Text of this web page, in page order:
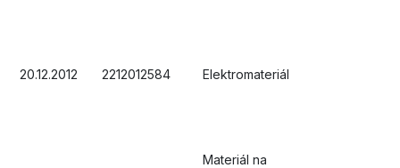
20.12.2012 2212012584 Elektromateriál
Materiál na